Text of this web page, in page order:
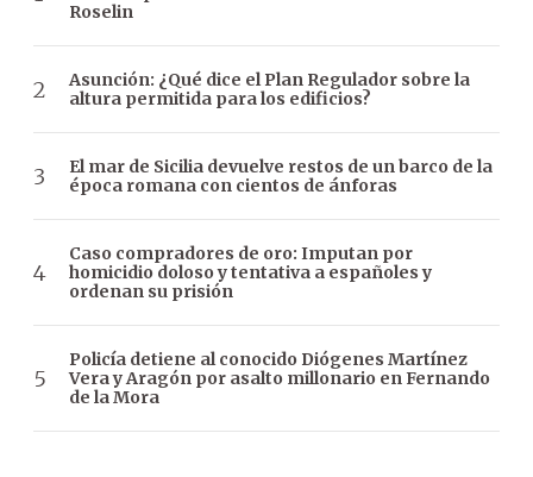
Roselin
Asunción: ¿Qué dice el Plan Regulador sobre la
altura permitida para los edificios?
El mar de Sicilia devuelve restos de un barco de la
época romana con cientos de ánforas
Caso compradores de oro: Imputan por
homicidio doloso y tentativa a españoles y
ordenan su prisión
Policía detiene al conocido Diógenes Martínez
Vera y Aragón por asalto millonario en Fernando
de la Mora